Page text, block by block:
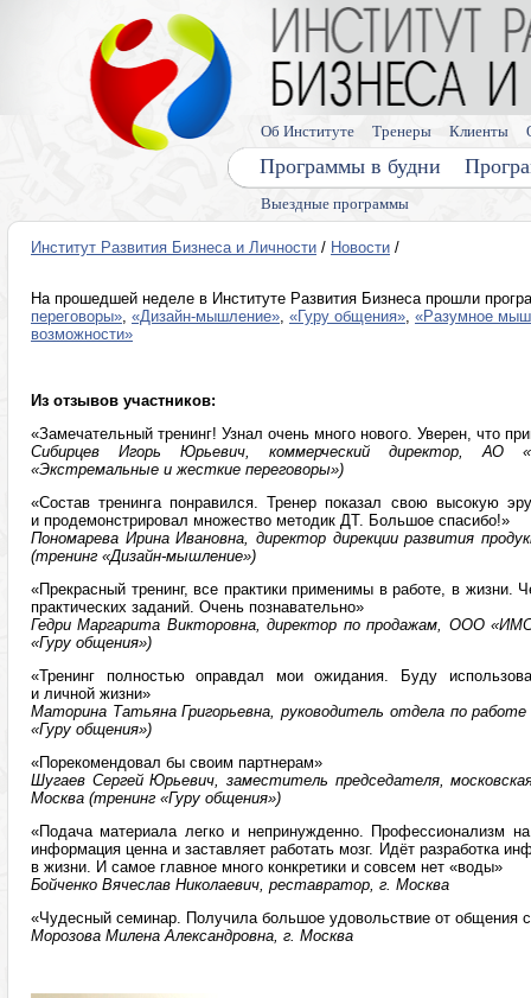
Выездные программы
Программы в будни
Об Институте Тренеры Клиенты
Институт Развития Бизнеса и Личности / Новости /
На прошедшей неделе в Институте Развития Бизнеса прошли
переговоры», «Дизайн-мышление», «Гуру общения», «Разумное
возможности»
Из отзывов участников:
«Замечательный тренинг! Узнал очень много нового. Уверен, что
Сибирцев Игорь Юрьевич, коммерческий директор, АО
«Экстремальные и жесткие переговоры»)
«Состав тренинга понравился. Тренер показал свою высокую
и продемонстрировал множество методик ДТ. Большое спасибо!»
Пономарева Ирина Ивановна, директор дирекции развития
(тренинг «Дизайн-мышление»)
«Прекрасный тренинг, все практики применимы в работе, в жизни.
практических заданий. Очень познавательно»
Гедри Маргарита Викторовна, директор по продажам, ООО
«Гуру общения»)
«Тренинг полностью оправдал мои ожидания. Буду
и личной жизни»
Маторина Татьяна Григорьевна, руководитель отдела по
«Гуру общения»)
«Порекомендовал бы своим партнерам»
Шугаев Сергей Юрьевич, заместитель председателя,
Москва (тренинг «Гуру общения»)
«Подача материала легко и непринужденно. Профессионализм
информация ценна и заставляет работать мозг. Идёт разработка
в жизни. И самое главное много конкретики и совсем нет «воды»
Бойченко Вячеслав Николаевич, реставратор, г. Москва
«Чудесный семинар. Получила большое удовольствие от общения
Морозова Милена Александровна, г. Москва